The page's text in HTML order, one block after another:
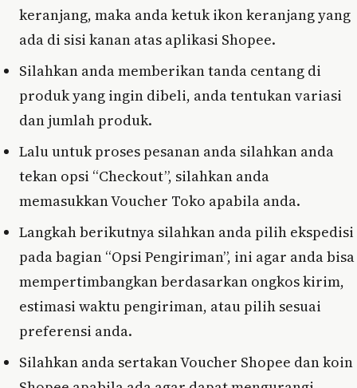
keranjang, maka anda ketuk ikon keranjang yang
ada di sisi kanan atas aplikasi Shopee.
Silahkan anda memberikan tanda centang di
produk yang ingin dibeli, anda tentukan variasi
dan jumlah produk.
Lalu untuk proses pesanan anda silahkan anda
tekan opsi “Checkout”, silahkan anda
memasukkan Voucher Toko apabila anda.
Langkah berikutnya silahkan anda pilih ekspedisi
pada bagian “Opsi Pengiriman”, ini agar anda bisa
mempertimbangkan berdasarkan ongkos kirim,
estimasi waktu pengiriman, atau pilih sesuai
preferensi anda.
Silahkan anda sertakan Voucher Shopee dan koin